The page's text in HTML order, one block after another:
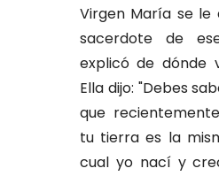
Virgen María se le
sacerdote de
explicó de dónde
Ella dijo: "Debes
que
tu tierra es la
cual yo nací y